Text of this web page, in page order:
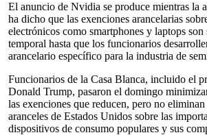
El anuncio de Nvidia se produce mientras la
ha dicho que las exenciones arancelarias
electrónicos como smartphones y laptops
temporal hasta que los funcionarios
arancelario específico para la industria de
Funcionarios de la Casa Blanca, incluido el
Donald Trump, pasaron el domingo
las exenciones que reducen, pero no
aranceles de Estados Unidos sobre las
dispositivos de consumo populares y sus